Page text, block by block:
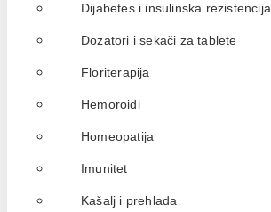
Dijabetes i insulinska rezistencija
Dozatori i sekači za tablete
Floriterapija
Hemoroidi
Homeopatija
Imunitet
Kašalj i prehlada